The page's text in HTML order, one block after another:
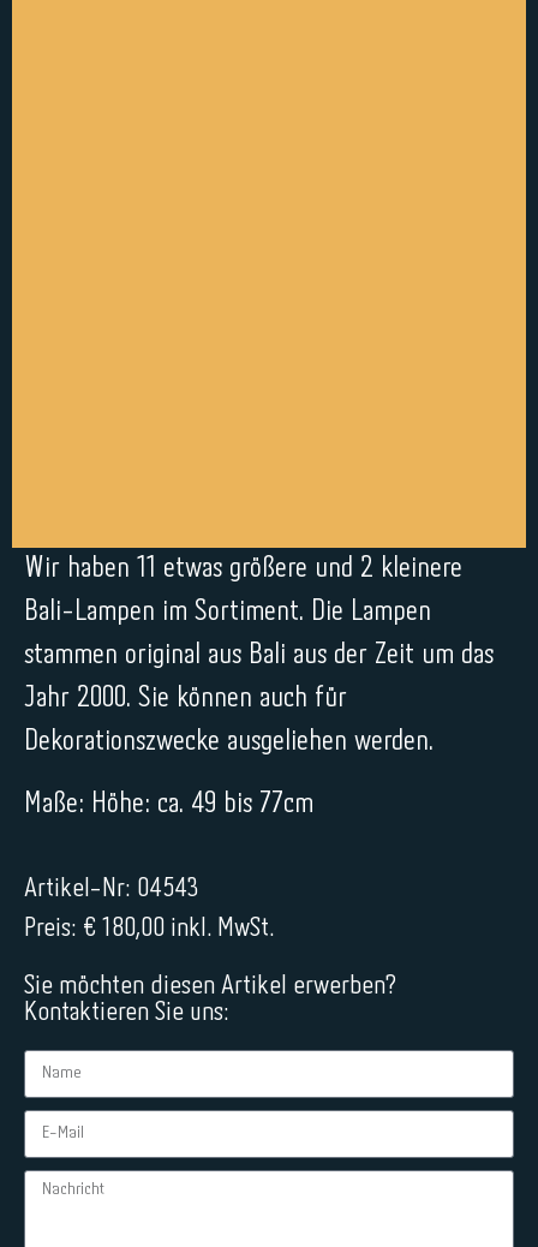
Wir haben 11 etwas größere und 2 kleinere
Bali-Lampen im Sortiment. Die Lampen
stammen original aus Bali aus der Zeit um das
Jahr 2000. Sie können auch für
Dekorationszwecke ausgeliehen werden.
Maße: Höhe: ca. 49 bis 77cm
Artikel-Nr: 04543
Preis: € 180,00 inkl. MwSt.
Sie möchten diesen Artikel erwerben?
Kontaktieren Sie uns: